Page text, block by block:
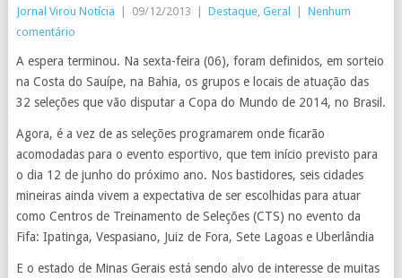
Jornal Virou Notícia 09/12/2013 Destaque, Geral
Nenhum
comentário
A espera terminou. Na sexta-feira (06), foram definidos, em sorteio
na Costa do Sauípe, na Bahia, os grupos e locais de atuação das
32 seleções que vão disputar a Copa do Mundo de 2014, no Brasil.
Agora, é a vez de as seleções programarem onde ficarão
acomodadas para o evento esportivo, que tem início previsto para
o dia 12 de junho do próximo ano. Nos bastidores, seis cidades
mineiras ainda vivem a expectativa de ser escolhidas para atuar
como Centros de Treinamento de Seleções (CTS) no evento da
Fifa: Ipatinga, Vespasiano, Juiz de Fora, Sete Lagoas e Uberlândia
E o estado de Minas Gerais está sendo alvo de interesse de muitas